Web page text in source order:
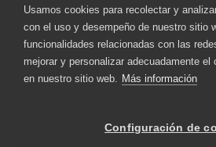
Uncategorized
Usamos cookies para recolectar y
con el uso y desempeño de nuestro sitio
funcionalidades relacionadas con las
mejorar y personalizar adecuadamente el
en nuestro sitio web. Más información
Configuración de